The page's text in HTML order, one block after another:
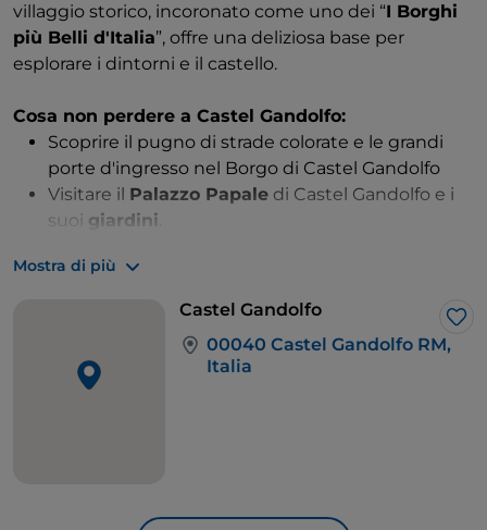
villaggio storico, incoronato come uno dei “I Borghi
più Belli d'Italia”, offre una deliziosa base per
esplorare i dintorni e il castello.
Cosa non perdere a Castel Gandolfo:
Scoprire il pugno di strade colorate e le grandi
porte d'ingresso nel Borgo di Castel Gandolfo
Visitare il Palazzo Papale di Castel Gandolfo e i
suoi giardini
barca, SUP o kayak
Partecipare a un
corso di mosaico
Ai piedi del villaggio, il lago, avvolto dal verde, scintilla
in turchese ai suoi margini, dove kayakisti e
nuotatori si rinfrescano, mentre il centro di colore
al lago e anche il punto di partenza per i
Mostra di più
Castel Gandolfo
00040 Castel Gandolfo RM,
Italia